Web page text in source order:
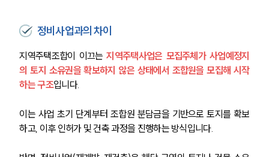
정비사업과의 차이
지역주택조합이 이끄는 지역주택사업은 모집주체가 사업예정지
의 토지 소유권을 확보하지 않은 상태에서 조합원을 모집해 시작
하는 구조입니다.
이는 사업 초기 단계부터 조합원 분담금을 기반으로 토지를 확보
하고, 이후 인허가 및 건축 과정을 진행하는 방식입니다.